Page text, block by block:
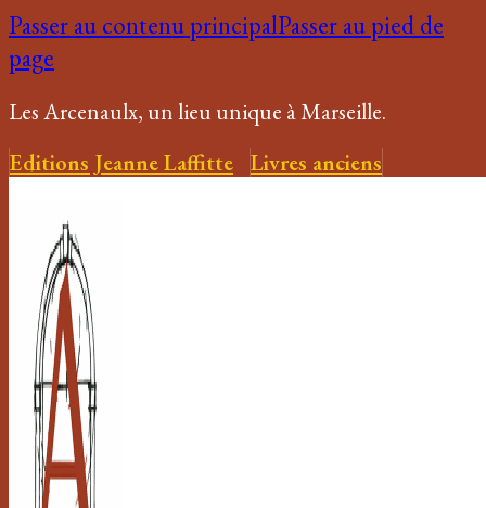
Passer au contenu principalPasser au pied de
page
Les Arcenaulx, un lieu unique à Marseille.
Editions Jeanne Laffitte Livres anciens